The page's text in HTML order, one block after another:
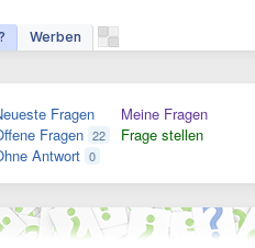
Werben
Fragen
Fragen 22
Antwort 0
Meine Fragen
Frage stellen